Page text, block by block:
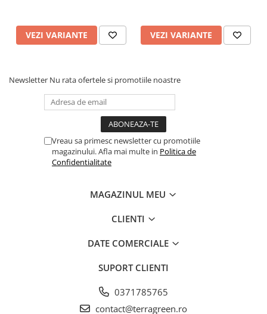
VEZI VARIANTE VEZI VARIANTE
Newsletter Nu rata ofertele si promotiile noastre
Vreau sa primesc newsletter cu promotiile
magazinului. Afla mai multe in Politica de
Confidentialitate
MAGAZINUL MEU
CLIENTI
DATE COMERCIALE
SUPORT CLIENTI
0371785765
contact@terragreen.ro